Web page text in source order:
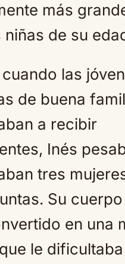
más
niñas de su
cuando las
de buena
a recibir
Inés
tres
Su
en una
le dificultaba